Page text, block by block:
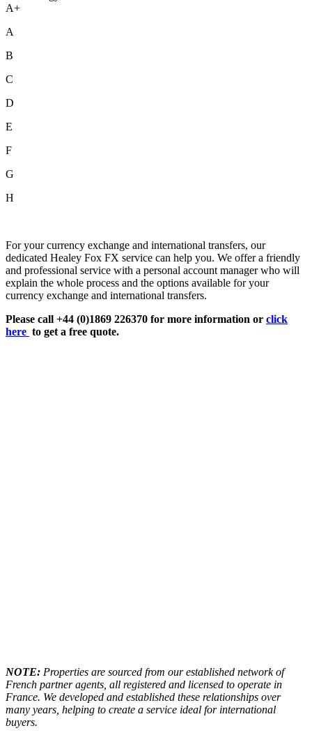
A+
A
B
C
D
E
F
G
H
For your currency exchange and international transfers, our
dedicated Healey Fox FX service can help you. We offer a friendly
and professional service with a personal account manager who will
explain the whole process and the options available for your
currency exchange and international transfers.
Please call +44 (0)1869 226370 for more information or click
here to get a free quote.
NOTE: Properties are sourced from our established network of
French partner agents, all registered and licensed to operate in
France. We developed and established these relationships over
many years, helping to create a service ideal for international
buyers.